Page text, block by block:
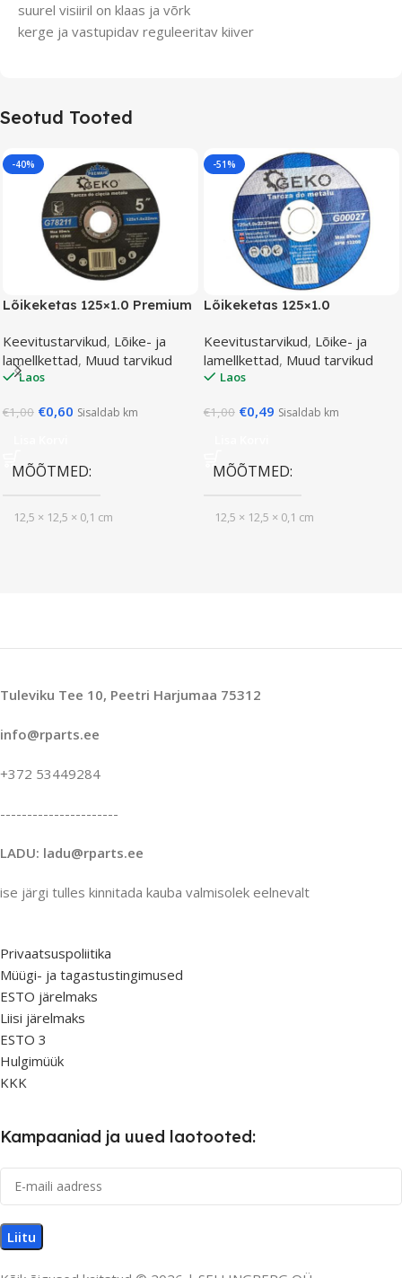
suurel visiiril on klaas ja võrk
kerge ja vastupidav reguleeritav kiiver
Seotud Tooted
-40%
Lõikeketas 125×1.0 Premium
Keevitustarvikud, Lõike- ja
lamellkettad, Muud tarvikud
Laos
€1,00 €0,60 Sisaldab km
MÕÕTMED
12,5 × 12,5 × 0,1 cm
-51%
Lõikeketas 125×1.0
Keevitustarvikud, Lõike- ja
lamellkettad, Muud tarvikud
Laos
€1,00 €0,49 Sisaldab km
MÕÕTMED
12,5 × 12,5 × 0,1 cm
Tuleviku Tee 10, Peetri Harjumaa 75312
info@rparts.ee
+372 53449284
----------------------
LADU: ladu@rparts.ee
ise järgi tulles kinnitada kauba valmisolek eelnevalt
Privaatsuspoliitika
Müügi- ja tagastustingimused
ESTO järelmaks
Liisi järelmaks
ESTO 3
Hulgimüük
KKK
Kampaaniad ja uued laotooted: